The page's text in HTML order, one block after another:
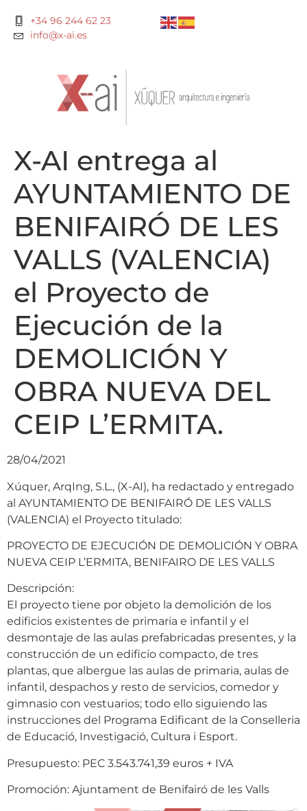
+34 96 244 62 23
info@x-ai.es
X-AI entrega al
AYUNTAMIENTO DE
BENIFAIRÓ DE LES
VALLS (VALENCIA)
el Proyecto de
Ejecución de la
DEMOLICIÓN Y
OBRA NUEVA DEL
CEIP L’ERMITA.
28/04/2021
Xúquer, ArqIng, S.L., (X-AI), ha redactado y entregado
al AYUNTAMIENTO DE BENIFAIRÓ DE LES VALLS
(VALENCIA) el Proyecto titulado:
PROYECTO DE EJECUCIÓN DE DEMOLICIÓN Y OBRA
NUEVA CEIP L’ERMITA, BENIFAIRO DE LES VALLS
Descripción:
El proyecto tiene por objeto la demolición de los
edificios existentes de primaria e infantil y el
desmontaje de las aulas prefabricadas presentes, y la
construcción de un edificio compacto, de tres
plantas, que albergue las aulas de primaria, aulas de
infantil, despachos y resto de servicios, comedor y
gimnasio con vestuarios; todo ello siguiendo las
instrucciones del Programa Edificant de la Conselleria
de Educació, Investigació, Cultura i Esport.
Presupuesto: PEC 3.543.741,39 euros + IVA
Promoción: Ajuntament de Benifairó de les Valls